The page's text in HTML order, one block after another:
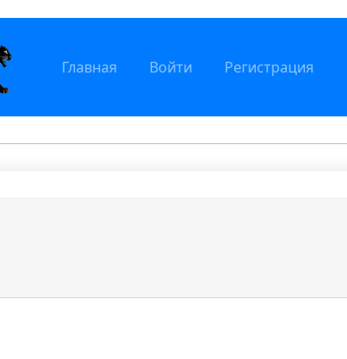
Главная Войти Регистрация